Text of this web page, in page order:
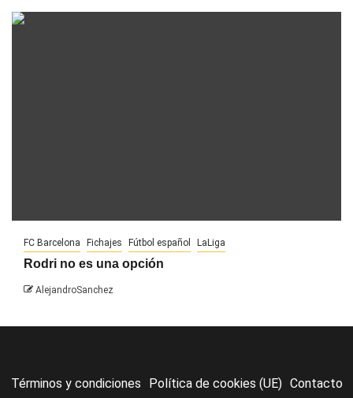
FC Barcelona Fichajes Fútbol español LaLiga
Rodri no es una opción
AlejandroSanchez
Términos y condiciones Política de cookies (UE) Contacto